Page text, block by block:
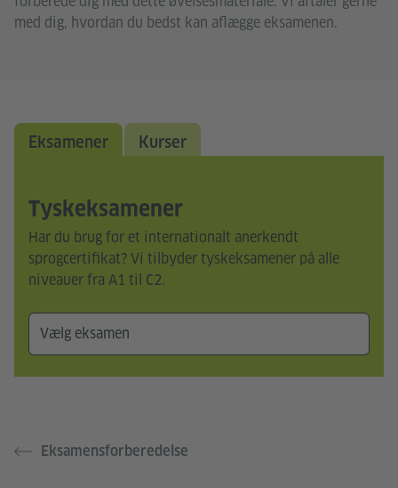
med dig, hvordan du bedst kan aflægge eksamenen.
Eksamener Kurser
Tyskeksamener
Har du brug for et internationalt anerkendt
sprogcertifikat? Vi tilbyder tyskeksamener på alle
niveauer fra A1 til C2.
Eksamensforberedelse